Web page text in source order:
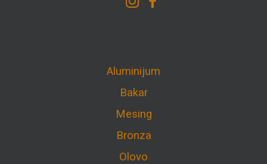
Aluminijum
Bakar
Mesing
Bronza
Olovo